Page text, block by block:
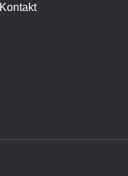
Kontakt